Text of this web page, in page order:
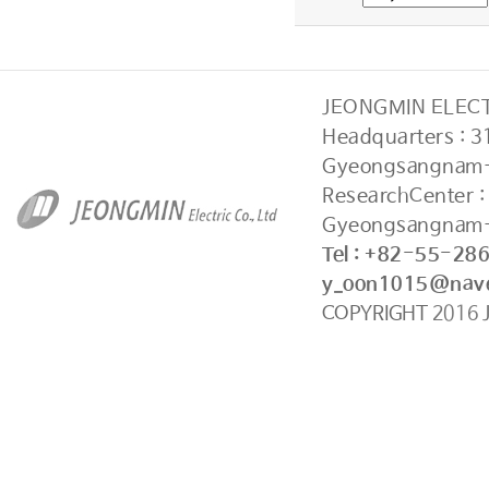
JEONGMIN
Headquarters :
Tel : +82-55-
COPYRIGHT 2016